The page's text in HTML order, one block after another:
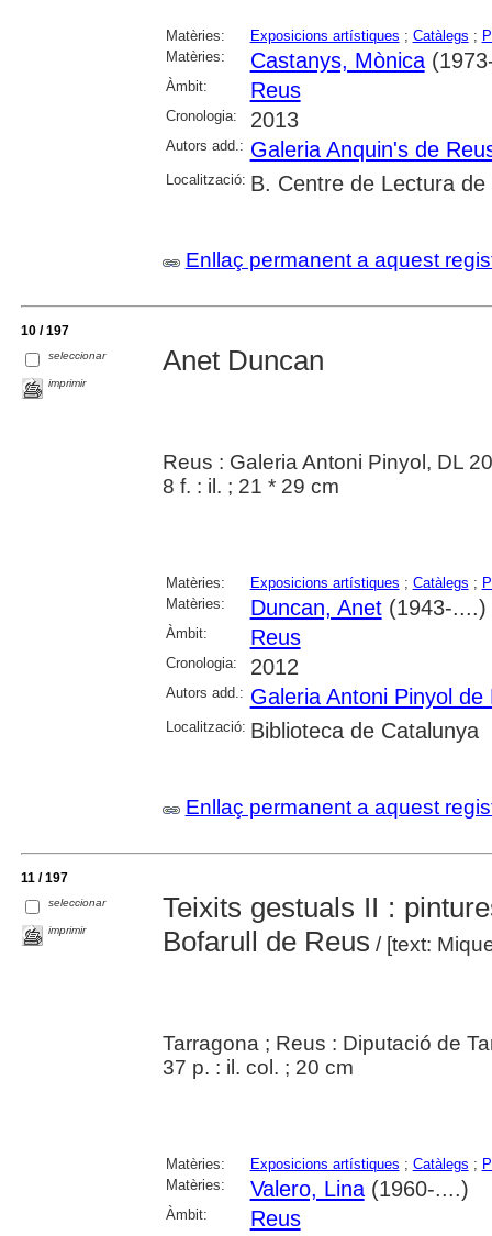
Matèries: Exposicions artístiques ; Catàlegs ;
Matèries:
Castanys, Mònica
Àmbit: Reus
Cronologia: 2013
Autors add.: Galeria Anquin's de
Localització: B. Centre de Lectura de
Enllaç permanent a aquest
10 / 197
seleccionar
imprimir
Anet Duncan
Reus : Galeria Antoni Pinyol, DL
8 f. : il. ; 21 * 29 cm
Matèries: Exposicions artístiques ; Catàlegs ;
Matèries:
Duncan, Anet(1943-....)
Àmbit: Reus
Cronologia: 2012
Autors add.: Galeria Antoni Pinyol de
Localització: Biblioteca de Catalunya
Enllaç permanent a aquest
11 / 197
seleccionar
imprimir
Teixits gestuals II :
Bofarull de Reus / [text:
Tarragona ; Reus : Diputació de
37 p. : il. col. ; 20 cm
Matèries: Exposicions artístiques ; Catàlegs ;
Matèries:
Valero, Lina(1960-....)
Àmbit: Reus